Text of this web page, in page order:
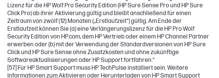
Lizenz für die HP Wolf Pro Security Edition (HP Sure Sense Pro und HP Sure
Click Pro) ab ihrer Aktivierung gültig und bleibt anschließend für einen
Zeitraum von zwölf (12) Monaten („Erstlaufzeit“) gültig. Am Ende der
Erstlaufzeit können Sie (a) eine Verlängerungslizenz für die HP Pro Wolf
Security Edition von HP.com, dem HP Vertrieb oder einem HP Channel Partner
erwerben oder (b) mit der Verwendung der Standardversionen von HP Sure
Click und HP Sure Sense ohne Zusatzkosten und ohne zukünftige
Softwareaktualisierungen oder HP Support fortfahren.“
[57] Für HP Smart Support muss HP TechPulse installiert sein. Weitere
Informationen zum Aktivieren oder Herunterladen von HP Smart Support